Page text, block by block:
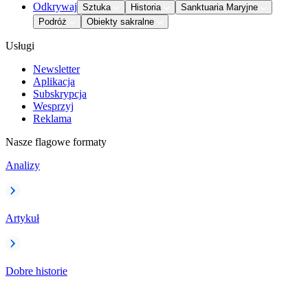
Odkrywaj Sztuka Historia
Sanktuaria Maryjne
Podróż
Obiekty sakralne
Usługi
Newsletter
Aplikacja
Subskrypcja
Wesprzyj
Reklama
Nasze flagowe formaty
Analizy
Artykuł
Dobre historie